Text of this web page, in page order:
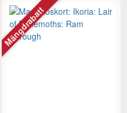
Mängdrabatt